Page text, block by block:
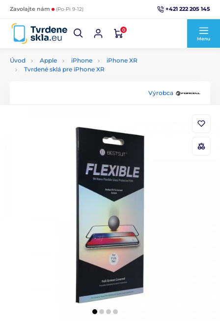
Zavolajte nám (Po-Pi 9-12) +421 222 205 145
0
Menu
Úvod Apple iPhone
iPhone XR
Tvrdené sklá pre iPhone XR
Výrobca